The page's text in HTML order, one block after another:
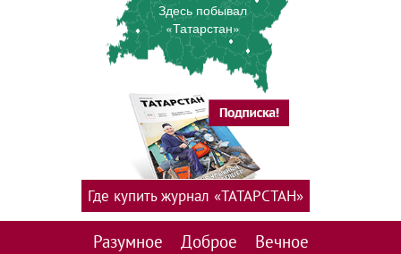
Здесь побывал
«Татарстан»
Разумное Доброе Вечное
Где купить журнал «ТАТАРСТАН»